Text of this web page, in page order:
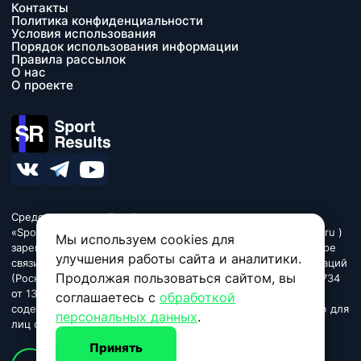
Мы используем cookies для
улучшения работы сайта и аналитики.
Продолжая пользоваться сайтом, вы
соглашаетесь с обработкой
персональных данных.
Принять
Контакты
Политика конфиденциальности
Условия использования
Порядок использования информации
Правила рассылок
О нас
О проекте
Средство массовой информации сетевое издание
«SportResults» (адрес в сети Интернет - www.sport-results.ru )
зарегистрировано Федеральной службой по надзору в сфере
связи, информационных технологий и массовых коммуникаций
(Роскомнадзор). Регистрационный номер ЭЛ № ФС 77 - 84734
от 13 марта 2023. Название «SportResults». Издание может
содержать информационную продукцию, предназначенную для
лиц старше 18 лет.